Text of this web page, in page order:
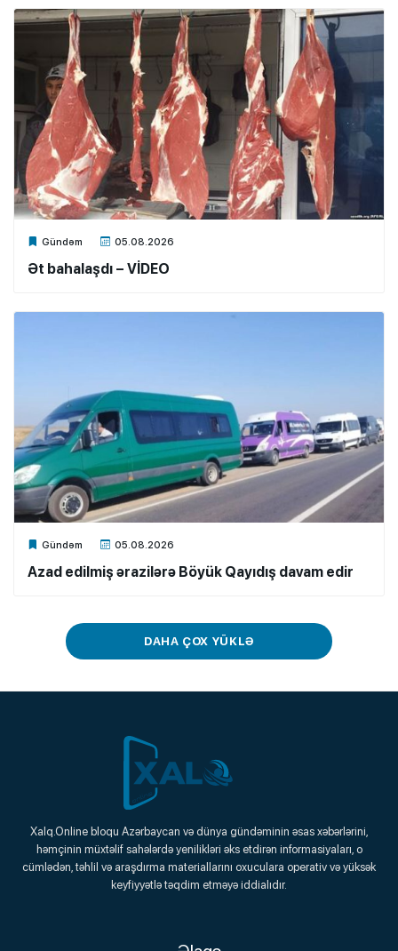
Gündəm 05.08.2026
Xalq.Online
Ət bahalaşdı – VİDEO
Gündəm 05.08.2026
Xalq.Online
Azad edilmiş ərazilərə Böyük Qayıdış davam edir
DAHA ÇOX YÜKLƏ
Xalq.Online
Onlayn Platforma
Xalq.Online bloqu Azərbaycan və dünya gündəminin əsas xəbərlərini,
həmçinin müxtəlif sahələrdə yenilikləri əks etdirən informasiyaları, o
cümlədən, təhlil və araşdırma materiallarını oxuculara operativ və yüksək
keyfiyyətlə təqdim etməyə iddialıdır.